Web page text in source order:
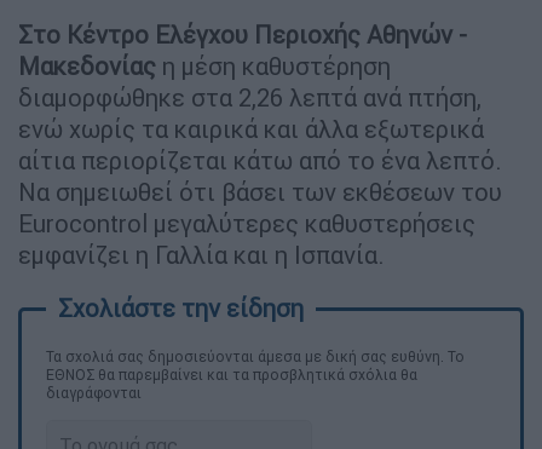
Στο Κέντρο Ελέγχου Περιοχής Αθηνών -
Μακεδονίας η μέση καθυστέρηση
διαμορφώθηκε στα 2,26 λεπτά ανά πτήση,
ενώ χωρίς τα καιρικά και άλλα εξωτερικά
αίτια περιορίζεται κάτω από το ένα λεπτό.
Να σημειωθεί ότι βάσει των εκθέσεων του
Eurocontrol μεγαλύτερες καθυστερήσεις
εμφανίζει η Γαλλία και η Ισπανία.
Τα σχολιά σας δημοσιεύονται άμεσα με δική σας ευθύνη. Το
ΕΘΝΟΣ θα παρεμβαίνει και τα προσβλητικά σχόλια θα
διαγράφονται